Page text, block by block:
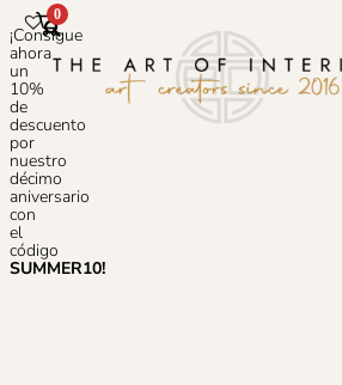
¡Consigue
ahora
un
10%
de
descuento
por
nuestro
décimo
aniversario
con
el
código
SUMMER10!
0